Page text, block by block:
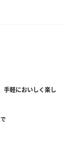
手軽においしく楽し